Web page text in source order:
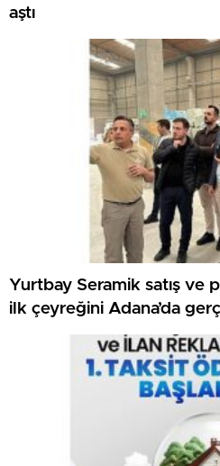
aştı
Yurtbay Seramik satış ve
ilk çeyreğini Adana’da